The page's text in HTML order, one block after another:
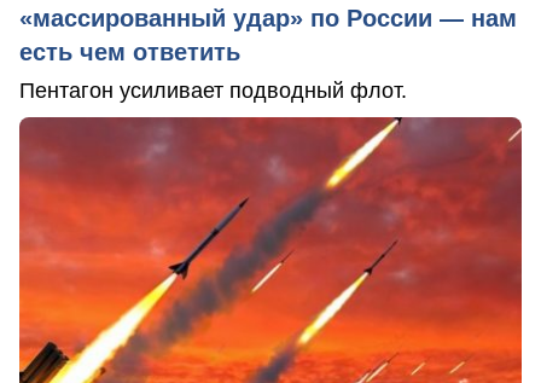
«массированный удар» по России — нам
есть чем ответить
Пентагон усиливает подводный флот.